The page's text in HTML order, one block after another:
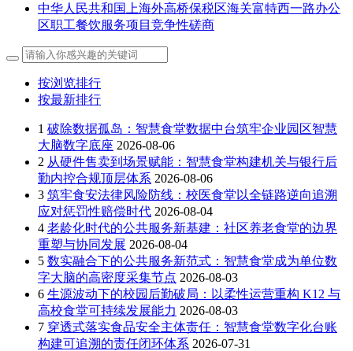
中华人民共和国上海外高桥保税区海关富特西一路办公
区职工餐饮服务项目竞争性磋商
按浏览排行
按最新排行
1 破除数据孤岛：智慧食堂数据中台筑牢企业园区智慧
大脑数字底座 2026-08-06
2 从硬件售卖到场景赋能：智慧食堂构建机关与银行后
勤内控合规顶层体系 2026-08-06
3 筑牢食安法律风险防线：校医食堂以全链路逆向追溯
应对惩罚性赔偿时代 2026-08-04
4 老龄化时代的公共服务新基建：社区养老食堂的边界
重塑与协同发展 2026-08-04
5 数实融合下的公共服务新范式：智慧食堂成为单位数
字大脑的高密度采集节点 2026-08-03
6 生源波动下的校园后勤破局：以柔性运营重构 K12 与
高校食堂可持续发展能力 2026-08-03
7 穿透式落实食品安全主体责任：智慧食堂数字化台账
构建可追溯的责任闭环体系 2026-07-31